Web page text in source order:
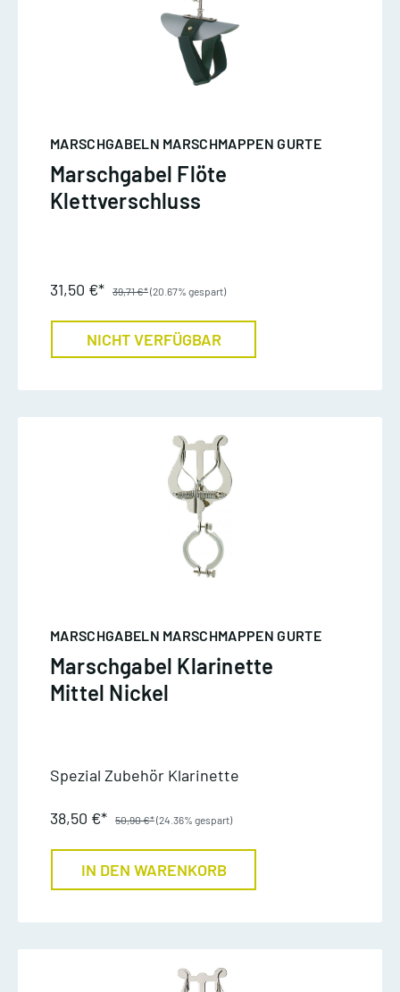
MARSCHGABELN MARSCHMAPPEN GURTE
Marschgabel Flöte
Klettverschluss
31,50 €* 39,71 €*(20.67% gespart)
NICHT VERFÜGBAR
MARSCHGABELN MARSCHMAPPEN GURTE
Marschgabel Klarinette
Mittel Nickel
Spezial Zubehör Klarinette
38,50 €* 50,90 €*(24.36% gespart)
IN DEN WARENKORB